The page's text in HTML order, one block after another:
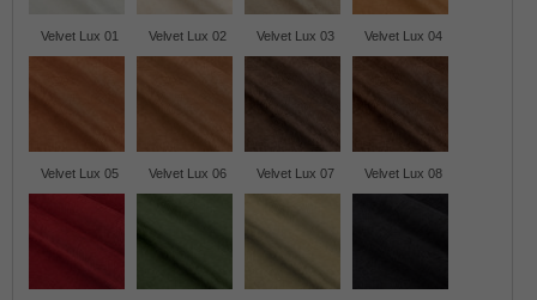
Velvet Lux 01 Velvet Lux 02 Velvet Lux 03 Velvet Lux 04
Velvet Lux 05 Velvet Lux 06 Velvet Lux 07 Velvet Lux 08